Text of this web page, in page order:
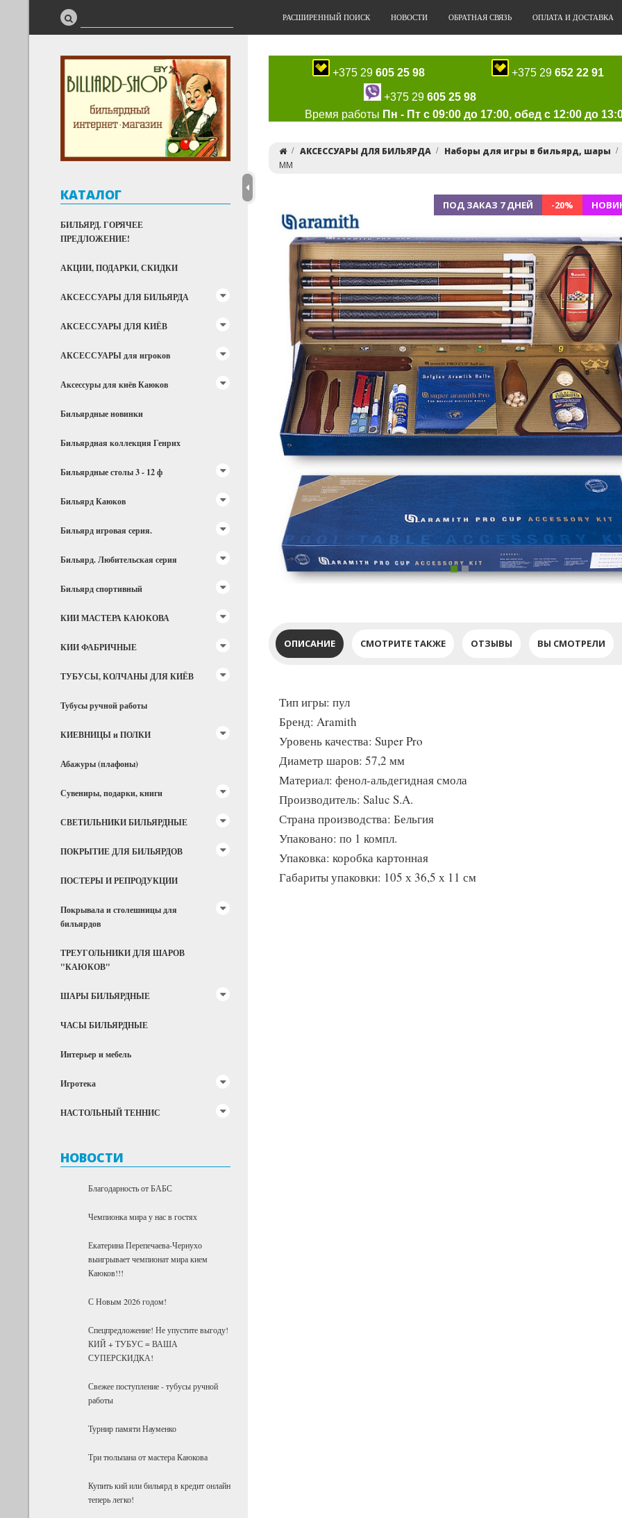
РАСШИРЕННЫЙ ПОИСК НОВОСТИ ОБРАТНАЯ СВЯЗЬ ОПЛАТА И ДОСТАВКА
КАТАЛОГ
БИЛЬЯРД. ГОРЯЧЕЕ
ПРЕДЛОЖЕНИЕ!
АКЦИИ, ПОДАРКИ, СКИДКИ
АКСЕССУАРЫ ДЛЯ БИЛЬЯРДА
АКСЕССУАРЫ ДЛЯ КИЁВ
АКСЕССУАРЫ для игроков
Аксессуры для киёв Каюков
Бильярдные новинки
Бильярдная коллекция Генрих
Бильярдные столы 3 - 12 ф
Бильярд Каюков
Бильярд игровая серия.
Бильярд. Любительская серия
Бильярд спортивный
КИИ МАСТЕРА КАЮКОВА
КИИ ФАБРИЧНЫЕ
ТУБУСЫ, КОЛЧАНЫ ДЛЯ КИЁВ
Тубусы ручной работы
КИЕВНИЦЫ и ПОЛКИ
Абажуры (плафоны)
Сувениры, подарки, книги
СВЕТИЛЬНИКИ БИЛЬЯРДНЫЕ
ПОКРЫТИЕ ДЛЯ БИЛЬЯРДОВ
ПОСТЕРЫ И РЕПРОДУКЦИИ
Покрывала и столешницы для
бильярдов
ТРЕУГОЛЬНИКИ ДЛЯ ШАРОВ
"КАЮКОВ"
ШАРЫ БИЛЬЯРДНЫЕ
ЧАСЫ БИЛЬЯРДНЫЕ
Интерьер и мебель
Игротека
НАСТОЛЬНЫЙ ТЕННИС
НОВОСТИ
Благодарность от БАБС
Чемпионка мира у нас в гостях
Екатерина Перепечаева-Чернухо
выигрывает чемпионат мира кием
Каюков!!!
С Новым 2026 годом!
Спецпредложение! Не упустите выгоду!
КИЙ + ТУБУС = ВАША
СУПЕРСКИДКА!
Свежее поступление - тубусы ручной
работы
Турнир памяти Науменко
Три тюльпана от мастера Каюкова
Купить кий или бильярд в кредит онлайн
теперь легко!
+375 29 605 25 98 +375 29 652 22 91
+375 29 605 25 98
Время работы Пн - Пт с 09:00 до 17:00, обед с 12:00 до
АКСЕССУАРЫ ДЛЯ БИЛЬЯРДА Наборы для игры в бильярд, шары
ММ
ПОД ЗАКАЗ 7 ДНЕЙ -20%
ОПИСАНИЕ СМОТРИТЕ ТАКЖЕ ОТЗЫВЫ ВЫ СМОТРЕЛИ
Тип игры: пул
Бренд: Aramith
Уровень качества: Super Pro
Диаметр шаров: 57,2 мм
Материал: фенол-альдегидная смола
Производитель: Saluc S.A.
Страна производства: Бельгия
Упаковано: по 1 компл.
Упаковка: коробка картонная
Габариты упаковки: 105 х 36,5 х 11 см